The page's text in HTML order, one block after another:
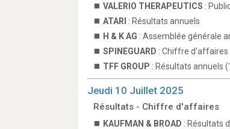
VALERIO THERAPEUTICS :
ATARI : Résultats annuels
H & K AG : Assemblée générale
SPINEGUARD : Chiffre d'affaires
TFF GROUP : Résultats annuels
Jeudi 10 Juillet 2025
Résultats - Chiffre d'affaires
KAUFMAN & BROAD : Résultats